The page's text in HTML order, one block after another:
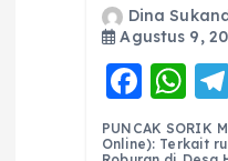
Dina
Agustus 9,
F
a
c
W
h
a
PUNCAK SORIK
Online): Terkait